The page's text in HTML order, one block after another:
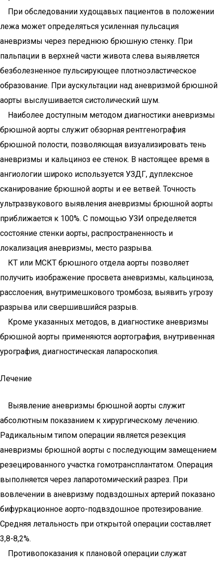
При обследовании худощавых пациентов в положении
лежа может определяться усиленная пульсация
аневризмы через переднюю брюшную стенку. При
пальпации в верхней части живота слева выявляется
безболезненное пульсирующее плотноэластическое
образование. При аускультации над аневризмой брюшной
аорты выслушивается систолический шум.
Наиболее доступным методом диагностики аневризмы
брюшной аорты служит обзорная рентгенография
брюшной полости, позволяющая визуализировать тень
аневризмы и кальциноз ее стенок. В настоящее время в
ангиологии широко используется УЗДГ, дуплексное
сканирование брюшной аорты и ее ветвей. Точность
ультразвукового выявления аневризмы брюшной аорты
приближается к 100%. С помощью УЗИ определяется
состояние стенки аорты, распространенность и
локализация аневризмы, место разрыва.
КТ или МСКТ брюшного отдела аорты позволяет
получить изображение просвета аневризмы, кальциноза,
расслоения, внутримешкового тромбоза; выявить угрозу
разрыва или свершившийся разрыв.
Кроме указанных методов, в диагностике аневризмы
брюшной аорты применяются аортография, внутривенная
урография, диагностическая лапароскопия.
Лечение
Выявление аневризмы брюшной аорты служит
абсолютным показанием к хирургическому лечению.
Радикальным типом операции является резекция
аневризмы брюшной аорты с последующим замещением
резецированного участка гомотрансплантатом. Операция
выполняется через лапаротомический разрез. При
вовлечении в аневризму под­вздошных артерий показано
бифуркационное аорто-подвздошное протезирование.
Средняя летальность при открытой операции составляет
3,8-8,2%.
Противопоказания к плановой операции служат